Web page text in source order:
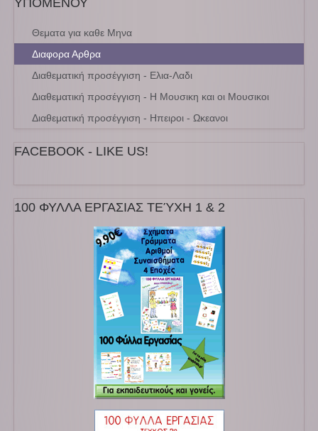
Θεματα για καθε Μηνα
Διαφορα Αρθρα
Διαθεματική προσέγγιση - Ελια-Λαδι
Διαθεματική προσέγγιση - Η Μουσικη και οι Μουσικοι
Διαθεματική προσέγγιση - Ηπειροι - Ωκεανοι
FACEBOOK - LIKE US!
100 ΦΥΛΛΑ ΕΡΓΑΣΙΑΣ ΤΕΎΧΗ 1 & 2